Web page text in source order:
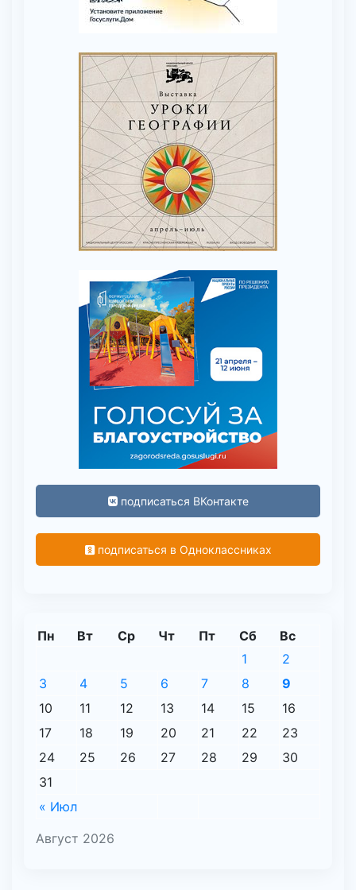
подписаться ВКонтакте
подписаться в Одноклассниках
Август 2026
Пн Вт Ср Чт Пт Сб Вс
« Июл
1
2
3
4 5 6 7 8
9
10
11 12 13 14 15
16
17
18 19 20 21 22
23
24
25 26 27 28 29
30
31